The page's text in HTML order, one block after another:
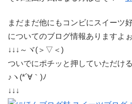
まだまだ他にもコンビにスイーツ
についてのブログ情報ありますよぉ
↓↓↓～ヾ(＞▽＜)
ついでにポチッと押していただけ
♪ヽ(*´∀｀)ﾉ
↓↓↓